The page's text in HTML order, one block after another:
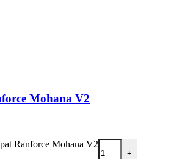
Mohana V2
Ranforce Mohana V2
+